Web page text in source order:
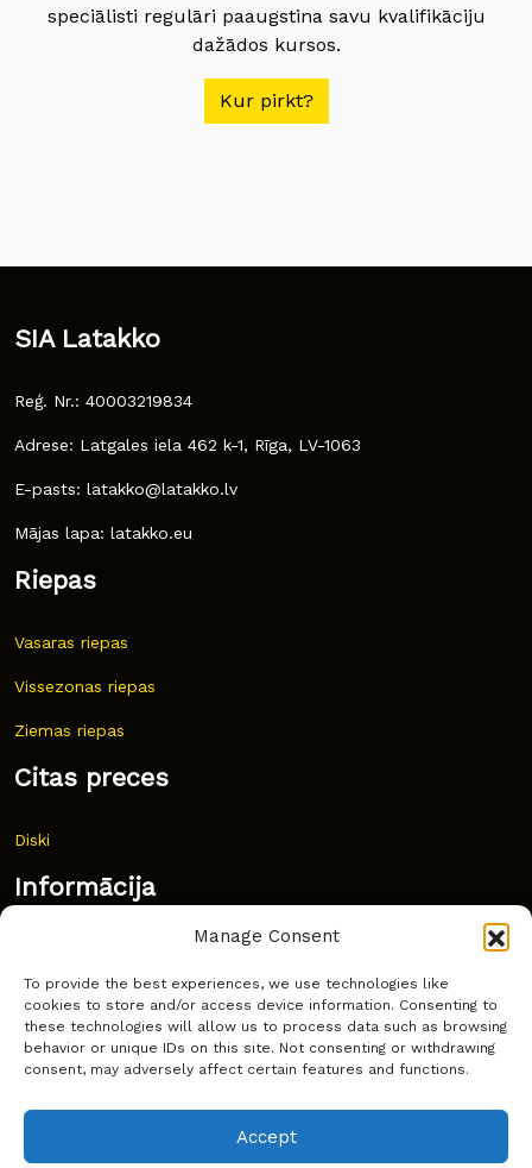
Manage Consent
To provide the best experiences, we use technologies like
cookies to store and/or access device information. Consenting to
these technologies will allow us to process data such as browsing
behavior or unique IDs on this site. Not consenting or withdrawing
consent, may adversely affect certain features and functions.
Accept
speciālisti regulāri paaugstina savu kvalifikāciju
dažādos kursos.
Kur pirkt?
SIA Latakko
Reģ. Nr.: 40003219834
Adrese: Latgales iela 462 k-1, Rīga, LV-1063
E-pasts: latakko@latakko.lv
Mājas lapa: latakko.eu
Riepas
Vasaras riepas
Vissezonas riepas
Ziemas riepas
Citas preces
Diski
Informācija
Bieži uzdoti jautājumi
Kur pirkt?
Sīkdatņu politika